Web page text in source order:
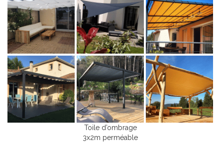
Toile d’ombrage
3x2m perméable